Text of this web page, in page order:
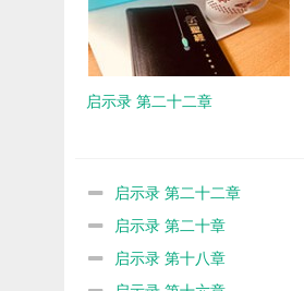
启示录 第二十二章
启示录 第二十二章
启示录 第二十章
启示录 第十八章